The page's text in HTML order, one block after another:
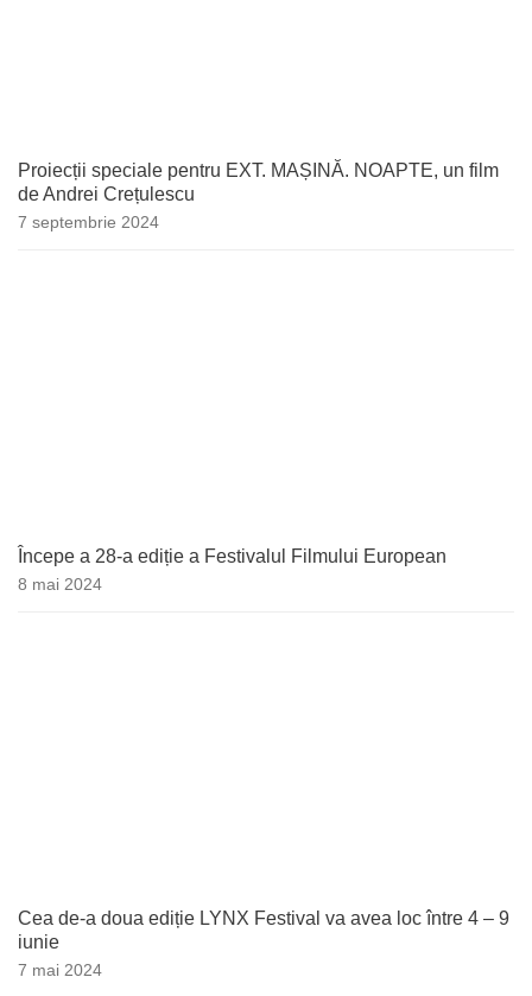
Proiecții speciale pentru EXT. MAȘINĂ. NOAPTE, un film
de Andrei Crețulescu
7 septembrie 2024
Începe a 28-a ediție a Festivalul Filmului European
8 mai 2024
Cea de-a doua ediție LYNX Festival va avea loc între 4 – 9
iunie
7 mai 2024